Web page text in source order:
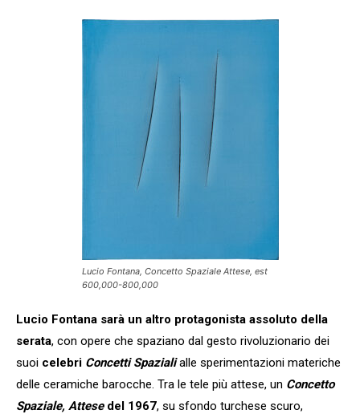
Lucio Fontana, Concetto Spaziale Attese, est
600,000-800,000
Lucio Fontana sarà un altro protagonista assoluto della
serata, con opere che spaziano dal gesto rivoluzionario dei
suoi celebri Concetti Spazialialle sperimentazioni materiche
delle ceramiche barocche. Tra le tele più attese, un Concetto
Spaziale, Attesedel 1967, su sfondo turchese scuro,